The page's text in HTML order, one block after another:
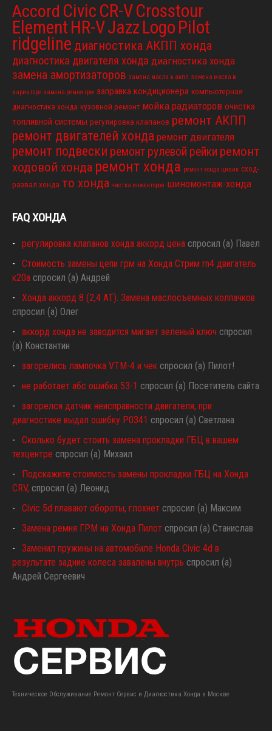
Accord Civic CR-VCrosstour
Element HR-VJazz Logo Pilot
ridgeline диагностика АКПП хонда
диагностика двигателя хонда диагностика хонда
замена амортизаторов замена масла в акпп замена масла в
вариаторе замена ремня грм заправка кондиционера компьютерная
диагностика хонда кузовной ремонт мойка радиаторов очистка
топливной системы регулировка клапанов ремонт АКПП
ремонт двигателей хонда ремонт двигателя
ремонт подвески ремонт рулевой рейки ремонт
ходовой хонда ремонт хонда ремонт хонда цивик сход-
развал хонда то хонда чистка инжекторов шиномонтаж-хонда
FAQ ХОНДА
регулировка клапанов хонда аккорд цена спросил (а) Павел
Стоимость замены цепи грм на Хонда Стрим rn4 двигатель
к20а спросил (а) Андрей
Хонда аккорд 8 (2,4 АТ). Замена маслосъемных колпачков
спросил (а) Олег
аккорд хонда не заводится мигает зеленый ключ спросил
(а) Константин
загорелись лампочка VTM-4 и чек спросил (а) Пилот!
не работает абс ошибка 53-1 спросил (а) Посетитель сайта
загорелся датчик неисправности двигателя, при
диагностике выдал ошибку P0341 спросил (а) Светлана
Сколько будет стоить замена прокладки ГБЦ в вашем
техцентре спросил (а) Михаил
Подскажите стоимость замены прокладки ГБЦ на Хонда
CRV, спросил (а) Леонид
Civic 5d плавают обороты, глохнет спросил (а) Максим
Замена ремня ГРМ на Хонда Пилот спросил (а) Станислав
Заменил пружины на автомобиле Honda Civic 4d в
результате задние колеса завалены внутрь спросил (а)
Андрей Сергеевич
Техническое Обслуживание Ремонт Сервис и Диагностика Хонда в Москве